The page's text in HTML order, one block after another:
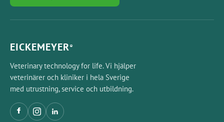
EICKEMEYER®
Veterinary technology for life. Vi hjälper
veterinärer och kliniker i hela Sverige
med utrustning, service och utbildning.